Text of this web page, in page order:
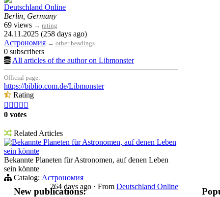
Deutschland Online
Berlin, Germany
69 views → rating
24.11.2025 (258 days ago)
Астрономия → other headings
0 subscribers
All articles of the author on Libmonster
Official page:
https://biblio.com.de/Libmonster
Rating
    
0 votes
Related Articles
Bekannte Planeten für Astronomen, auf denen Leben
sein könnte
Bekannte Planeten für Astronomen, auf denen Leben
sein könnte
Catalog: Астрономия
264 days ago · From Deutschland Online
New publications: